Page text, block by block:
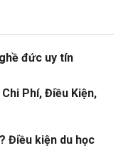
đức uy tín
Phí, Điều Kiện,
Điều kiện du học